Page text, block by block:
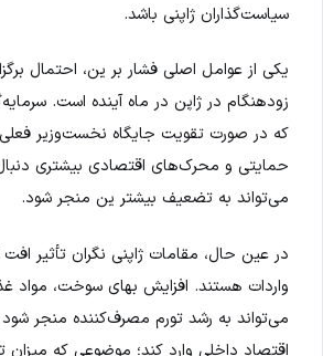
سیاست‌گذاران ژاپنی باشد.
یکی از عوامل اصلی فشار بر ین، احتمال
زودهنگام در ژاپن در ماه آینده است.
که در صورت تقویت جایگاه نخست‌وزیر
حمایتی و محرک‌های اقتصادی بیشتری
می‌تواند به تضعیف بیشتر ین منجر شود.
در عین حال، مقامات ژاپنی نگران تأثیر
واردات هستند. افزایش بهای سوخت، مواد
می‌تواند به رشد تورم مصرف‌کننده منجر
اقتصاد داخلی وارد کند؛ موضوعی که میزان